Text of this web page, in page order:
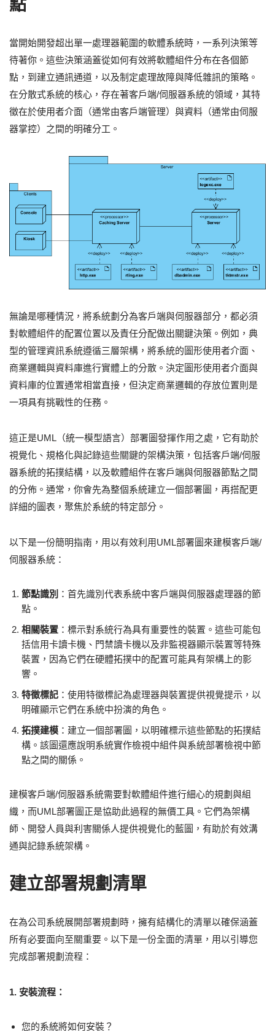
點
當開始開發超出單一處理器範圍的軟體系統時，一系列決策等
待著你。這些決策涵蓋從如何有效將軟體組件分布在各個節
點，到建立通訊通道，以及制定處理故障與降低雜訊的策略。
在分散式系統的核心，存在著客戶端/伺服器系統的領域，其特
徵在於使用者介面（通常由客戶端管理）與資料（通常由伺服
器掌控）之間的明確分工。
無論是哪種情況，將系統劃分為客戶端與伺服器部分，都必須
對軟體組件的配置位置以及責任分配做出關鍵決策。例如，典
型的管理資訊系統遵循三層架構，將系統的圖形使用者介面、
商業邏輯與資料庫進行實體上的分散。決定圖形使用者介面與
資料庫的位置通常相當直接，但決定商業邏輯的存放位置則是
一項具有挑戰性的任務。
這正是UML（統一模型語言）部署圖發揮作用之處，它有助於
視覺化、規格化與記錄這些關鍵的架構決策，包括客戶端/伺服
器系統的拓撲結構，以及軟體組件在客戶端與伺服器節點之間
的分佈。通常，你會先為整個系統建立一個部署圖，再搭配更
詳細的圖表，聚焦於系統的特定部分。
以下是一份簡明指南，用以有效利用UML部署圖來建模客戶端/
伺服器系統：
節點識別 ：首先識別代表系統中客戶端與伺服器處理器的節
點。
相關裝置 ：標示對系統行為具有重要性的裝置。這些可能包
括信用卡讀卡機、門禁讀卡機以及非監視器顯示裝置等特殊
裝置，因為它們在硬體拓撲中的配置可能具有架構上的影
響。
特徵標記 ：使用特徵標記為處理器與裝置提供視覺提示，以
明確顯示它們在系統中扮演的角色。
拓撲建模 ：建立一個部署圖，以明確標示這些節點的拓撲結
構。該圖還應說明系統實作檢視中組件與系統部署檢視中節
點之間的關係。
建模客戶端/伺服器系統需要對軟體組件進行細心的規劃與組
織，而UML部署圖正是協助此過程的無價工具。它們為架構
師、開發人員與利害關係人提供視覺化的藍圖，有助於有效溝
通與記錄系統架構。
建立部署規劃清單
在為公司系統展開部署規劃時，擁有結構化的清單以確保涵蓋
所有必要面向至關重要。以下是一份全面的清單，用以引導您
完成部署規劃流程：
1. 安裝流程：
您的系統將如何安裝？